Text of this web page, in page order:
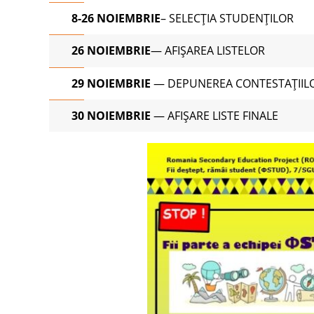
8-26 NOIEMBRIE– SELECȚIA STUDENȚILOR
26 NOIEMBRIE— AFIȘAREA LISTELOR
29 NOIEMBRIE— DEPUNEREA
30 NOIEMBRIE— AFIȘARE LISTE FINALE